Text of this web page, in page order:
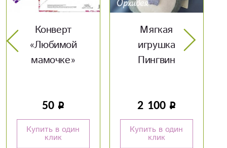
Конверт
мамочке»
в один
Мягкая
игрушка
Пингвин
Купить в один